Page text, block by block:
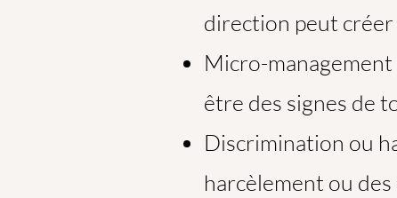
direction peut
Micro-
être des signes de
Discrimination ou
harcèlement ou